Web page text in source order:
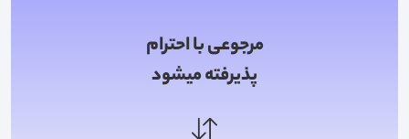
مرجوعی با احترام
پذیرفته میشود